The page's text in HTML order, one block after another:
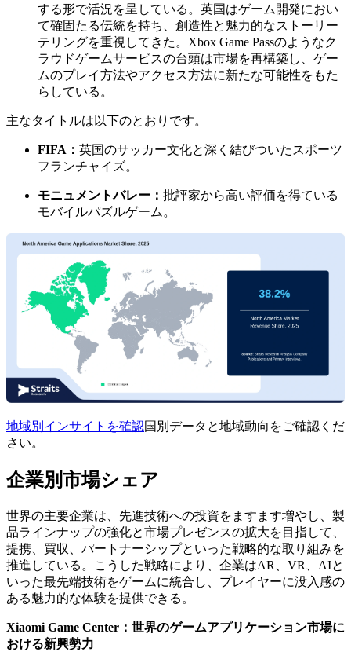
する形で活況を呈している。英国はゲーム開発におい
て確固たる伝統を持ち、創造性と魅力的なストーリー
テリングを重視してきた。Xbox Game Passのようなク
ラウドゲームサービスの台頭は市場を再構築し、ゲー
ムのプレイ方法やアクセス方法に新たな可能性をもた
らしている。
主なタイトルは以下のとおりです。
FIFA： 英国のサッカー文化と深く結びついたスポーツ
フランチャイズ。
モニュメントバレー： 批評家から高い評価を得ている
モバイルパズルゲーム。
地域別インサイトを確認国別データと地域動向をご確認くだ
さい。
企業別市場シェア
世界の主要企業は、先進技術への投資をますます増やし、製
品ラインナップの強化と市場プレゼンスの拡大を目指して、
提携、買収、パートナーシップといった戦略的な取り組みを
推進している。こうした戦略により、企業はAR、VR、AIと
いった最先端技術をゲームに統合し、プレイヤーに没入感の
ある魅力的な体験を提供できる。
Xiaomi Game Center：世界のゲームアプリケーション市場に
おける新興勢力